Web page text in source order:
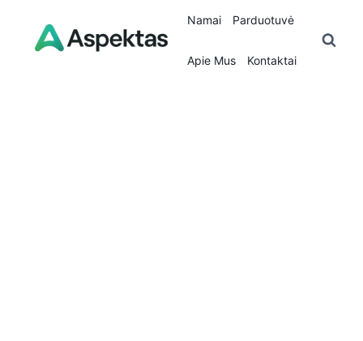
content
Namai Parduotuvė
Apie Mus Kontaktai